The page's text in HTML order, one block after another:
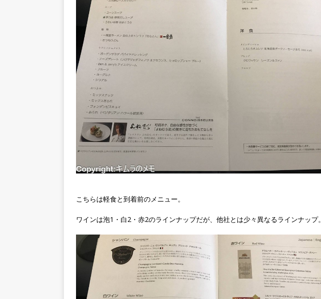
こちらは軽食と到着前のメニュー。
ワインは泡1・白2・赤2のラインナップだが、他社とは少々異なるラインナップ。